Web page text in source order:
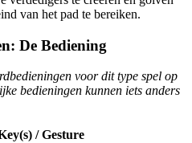
van het pad te bereiken.
De Bediening
voor dit type spel op
bedieningen kunnen iets anders
/ Gesture